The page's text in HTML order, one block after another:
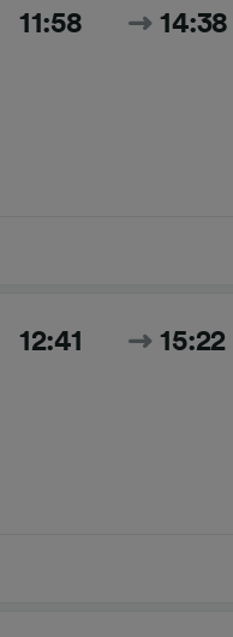
11:58 14:38
12:41 15:22